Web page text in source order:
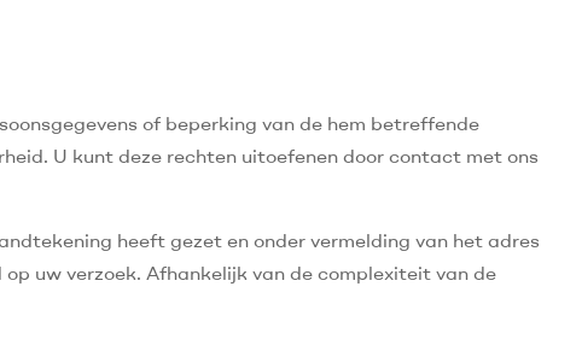
of beperking van de hem betreffende
U kunt deze rechten uitoefenen door contact met ons
heeft gezet en onder vermelding van het adres
uw verzoek. Afhankelijk van de complexiteit van de